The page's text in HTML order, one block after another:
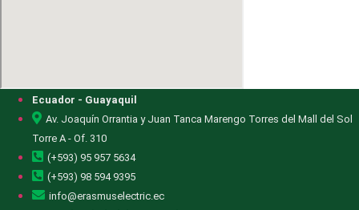
Ecuador - Guayaquil
Av. Joaquín Orrantia y Juan Tanca Marengo Torres del Mall del Sol
Torre A - Of. 310
(+593) 95 957 5634
(+593) 98 594 9395
info@erasmuselectric.ec